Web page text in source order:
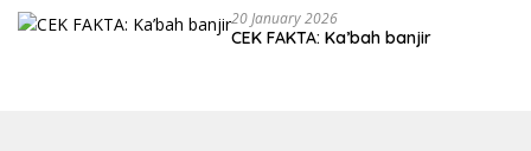
20 January 2026
CEK FAKTA: Ka’bah banjir